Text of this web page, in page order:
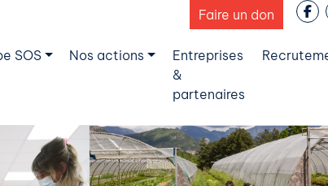
Faire un don
SOS Nos actions
Entreprises
&
partenaires